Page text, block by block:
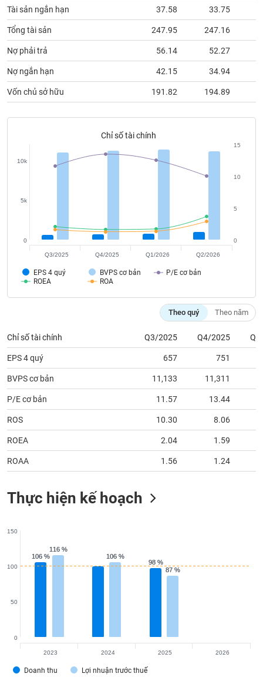
Tài sản ngắn hạn 37.58 33.75
Tổng tài sản 247.95 247.16
Nợ phải trả 56.14 52.27
Nợ ngắn hạn 42.15 34.94
Vốn chủ sở hữu 191.82 194.89
Chỉ số tài chính
EPS 4 quý BVPS cơ bản
P/E cơ bản
ROEA
ROA
0
5k
10k
0
5
10
15
Q3/2025 Q4/2025 Q1/2026 Q2/2026
Theo quý Theo năm
Chỉ số tài chính Q3/2025 Q4/2025
EPS 4 quý 657 751
BVPS cơ bản 11,133 11,311
P/E cơ bản 11.57 13.44
ROS 10.30 8.06
ROEA 2.04 1.59
ROAA 1.56 1.24
Thực hiện kế hoạch
106 %
106 %
98 %
98 %
116 %
116 %
106 %
106 %
87 %
87 %
Doanh thu Lợi nhuận trước thuế
0
50
100
150
2023 2024 2025 2026
đầu
tư
Truyền
thông
chính